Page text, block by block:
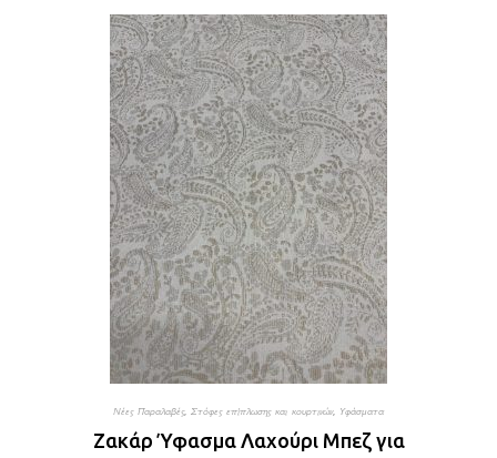
Νέες Παραλαβές, Στόφες επίπλωσης και κουρτινών, Υφάσματα
Ζακάρ Ύφασμα Λαχούρι Μπεζ για